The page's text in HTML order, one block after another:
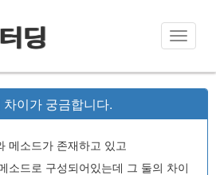
Toggle
딩
이가 궁금합니다.
메소드가 존재하고 있고
소드로 구성되어있는데 그 둘의 차이